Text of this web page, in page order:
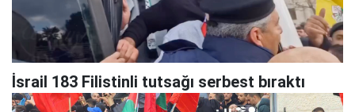
İsrail 183 Filistinli tutsağı serbest bıraktı